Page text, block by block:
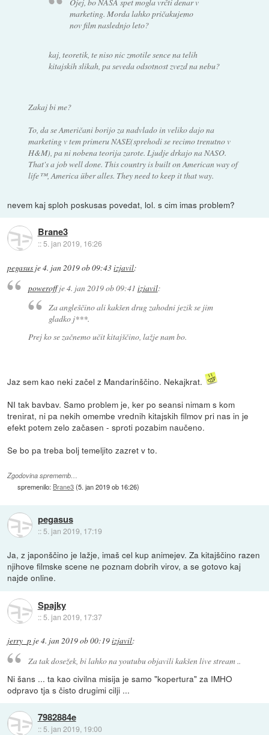
marketing. Morda lahko pričakujemo
nov film naslednjo leto?
kaj, teoretik, te niso nic zmotile sence na telih
kitajskih slikah, pa seveda odsotnost zvezd na nebu?
Zakaj bi me?
To, da se Američani borijo za nadvlado in veliko dajo na
marketing v tem primeru NASE(sprehodi se recimo trenutno v
H&M), pa ni nobena teorija zarote. Ljudje drkajo na NASO.
That's a job well done. This country is built on American way of
life™, America über alles. They need to keep it that way.
nevem kaj sploh poskusas povedat, lol. s cim imas problem?
Brane3
::5. jan 2019, 16:26
pegasus je4. jan 2019 ob 09:43izjavil:
poweroffje4. jan 2019 ob 09:41 izjavil:
Za angleščino ali kakšen drug zahodni jezik se jim
gladko j***.
Prej ko se začnemo učit kitajščino, lažje nam bo.
Jaz sem kao neki začel z Mandarinščino. Nekajkrat.
NI tak bavbav. Samo problem je, ker po seansi nimam s kom
trenirat, ni pa nekih omembe vrednih kitajskih filmov pri nas in je
efekt potem zelo začasen - sproti pozabim naučeno.
Se bo pa treba bolj temeljito zazret v to.
Zgodovina sprememb…
spremenilo: Brane3(5. jan 2019 ob 16:26)
pegasus
:: 5. jan 2019, 17:19
Ja, z japonščino je lažje, imaš cel kup animejev. Za kitajščino razen
njihove filmske scene ne poznam dobrih virov, a se gotovo kaj
najde online.
Spajky
::5. jan 2019, 17:37
jerry_p je4. jan 2019 ob 00:19izjavil:
Za tak dosežek, bi lahko na youtubu objavili kakšen live stream ..
Ni šans ... ta kao civilna misija je samo "kopertura" za IMHO
odpravo tja s čisto drugimi cilji ...
7982884e
:: 5. jan 2019, 19:00